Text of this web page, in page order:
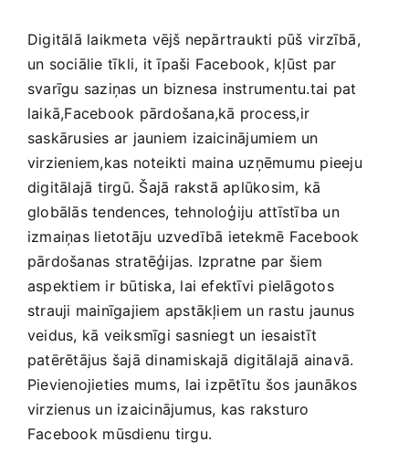
Mājsaimniecības preces
Mēbeles un interjers
Medicīnas preces
Mobilie telefoni, planšetdatori
Pakalpojumi
Pārtikas preces
Preces birojam
Digitālā laikmeta⁢ vējš nepārtraukti pūš virzībā,
un sociālie tīkli, it īpaši Facebook, kļūst par
svarīgu saziņas un biznesa ⁢instrumentu.tai pat
laikā,Facebook pārdošana,kā process,ir
saskārusies ar jauniem izaicinājumiem un
virzieniem,kas noteikti maina ‍uzņēmumu ‌pieeju
digitālajā tirgū. Šajā rakstā aplūkosim, kā
globālās tendences, tehnoloģiju ⁢attīstība un
izmaiņas lietotāju uzvedībā ietekmē Facebook
pārdošanas stratēģijas. Izpratne par šiem
‍aspektiem ir būtiska, lai efektīvi pielāgotos
strauji mainīgajiem apstākļiem un rastu ⁢jaunus
veidus, kā veiksmīgi sasniegt un iesaistīt
patērētājus šajā‌ dinamiskajā digitālajā ainavā.
Pievienojieties mums, ⁣lai izpētītu šos jaunākos
virzienus un izaicinājumus, kas raksturo
Facebook ⁢mūsdienu tirgu.